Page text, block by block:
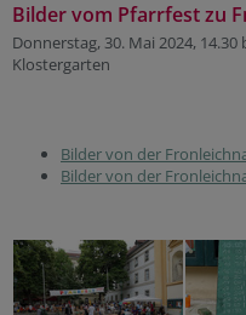
Bilder vom Pfarrfest zu
Donnerstag, 30. Mai 2024,
Klostergarten
Bilder von der
Bilder von der